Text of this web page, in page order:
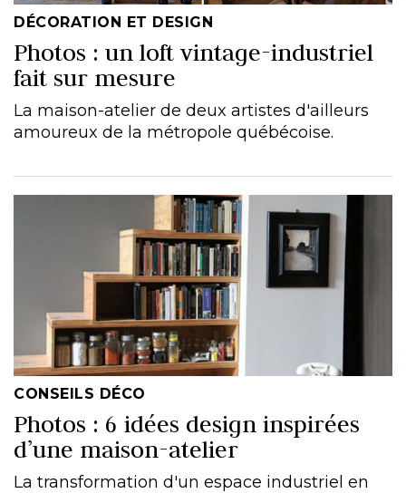
DÉCORATION ET DESIGN
Photos : un loft vintage-industriel
fait sur mesure
La maison-atelier de deux artistes d'ailleurs
amoureux de la métropole québécoise.
CONSEILS DÉCO
Photos : 6 idées design inspirées
d’une maison-atelier
La transformation d'un espace industriel en